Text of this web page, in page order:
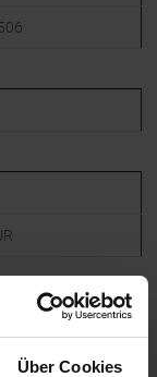
Über Cookies
EUR